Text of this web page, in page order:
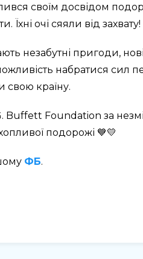
своїм досвідом
Їхні очі сяяли від захвату!
незабутні пригоди,
набратися сил
свою країну.
Foundation за
подорожі 💙💛
ФБ.